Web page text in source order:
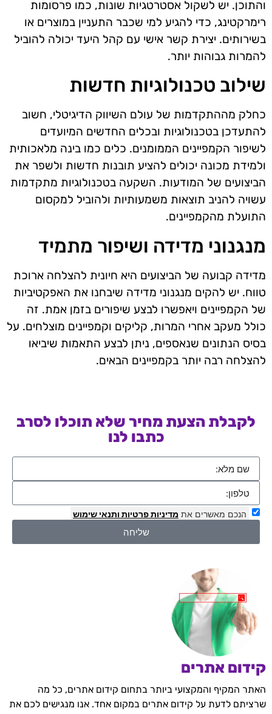
והתוכן. יש לשקול אסטרטגיות שונות, כמו פרסומות
רימרקטינג, כדי להגיע למי שכבר התעניין במוצרים או
בשירותים. יצירת קשר אישי עם קהל היעד יכולה להוביל
להמרות גבוהות יותר.
שילוב טכנולוגיות חדשות
כחלק מההתקדמות של עולם השיווק הדיגיטלי, חשוב
להתעדכן בטכנולוגיות ובכלים החדשים המיועדים
לשיפור הקמפיינים הממומנים. כלים כמו בינה מלאכותית
ולמידת מכונה יכולים להציע תובנות חדשות ולשפר את
הביצועים של המודעות. השקעה בטכנולוגיות מתקדמות
עשויה להניב תוצאות משמעותיות ולהוביל למקסום
התועלת מהקמפיינים.
מנגנוני מדידה ושיפור מתמיד
מדידה קבועה של הביצועים היא חיונית להצלחה ארוכת
טווח. יש להקים מנגנוני מדידה שיבחנו את האפקטיביות
של הקמפיינים ויאפשרו לבצע שיפורים בזמן אמת. זה
כולל מעקב אחרי המרות, קליקים וקמפיינים מוצלחים. על
בסיס הנתונים שנאספים, ניתן לבצע התאמות שיביאו
להצלחה רבה יותר בקמפיינים הבאים.
לקבלת הצעת מחיר שלא תוכלו לסרב
כתבו לנו
הנכם מאשרים את מדיניות פרטיות ותנאי שימוש
שליחה
קידום אתרים
האתר המקיף והמקצועי ביותר בתחום קידום אתרים, כל מה
שרציתם לדעת על קידום אתרים במקום אחד. אנו מנגישים לכם את